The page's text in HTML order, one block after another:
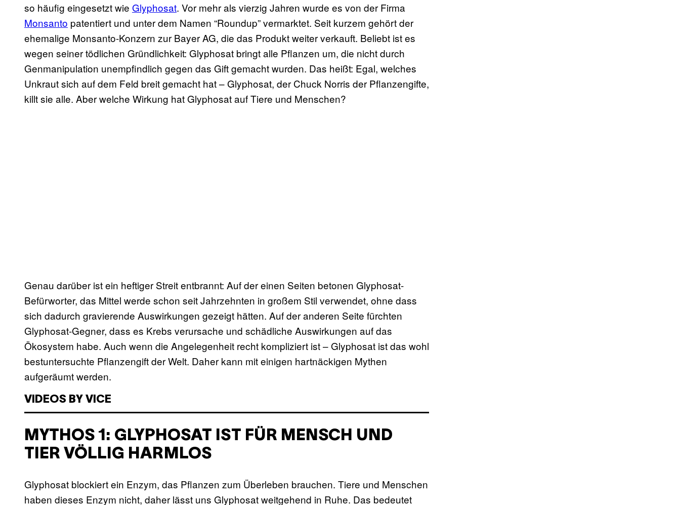
so häufig eingesetzt wie Glyphosat. Vor mehr als vierzig Jahren wurde es von der Firma
Monsanto patentiert und unter dem Namen “Roundup” vermarktet. Seit kurzem gehört der
ehemalige Monsanto-Konzern zur Bayer AG, die das Produkt weiter verkauft. Beliebt ist es
wegen seiner tödlichen Gründlichkeit: Glyphosat bringt alle Pflanzen um, die nicht durch
Genmanipulation unempfindlich gegen das Gift gemacht wurden. Das heißt: Egal, welches
Unkraut sich auf dem Feld breit gemacht hat – Glyphosat, der Chuck Norris der Pflanzengifte,
killt sie alle. Aber welche Wirkung hat Glyphosat auf Tiere und Menschen?
Genau darüber ist ein heftiger Streit entbrannt: Auf der einen Seiten betonen Glyphosat-
Befürworter, das Mittel werde schon seit Jahrzehnten in großem Stil verwendet, ohne dass
sich dadurch gravierende Auswirkungen gezeigt hätten. Auf der anderen Seite fürchten
Glyphosat-Gegner, dass es Krebs verursache und schädliche Auswirkungen auf das
Ökosystem habe. Auch wenn die Angelegenheit recht kompliziert ist – Glyphosat ist das wohl
bestuntersuchte Pflanzengift der Welt. Daher kann mit einigen hartnäckigen Mythen
aufgeräumt werden.
VIDEOS BY VICE
MYTHOS 1: GLYPHOSAT IST FÜR MENSCH UND
TIER VÖLLIG HARMLOS
Glyphosat blockiert ein Enzym, das Pflanzen zum Überleben brauchen. Tiere und Menschen
haben dieses Enzym nicht, daher lässt uns Glyphosat weitgehend in Ruhe. Das bedeutet